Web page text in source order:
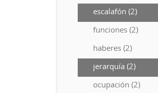
escalafón (2)
funciones (2)
haberes (2)
jerarquía (2)
ocupación (2)